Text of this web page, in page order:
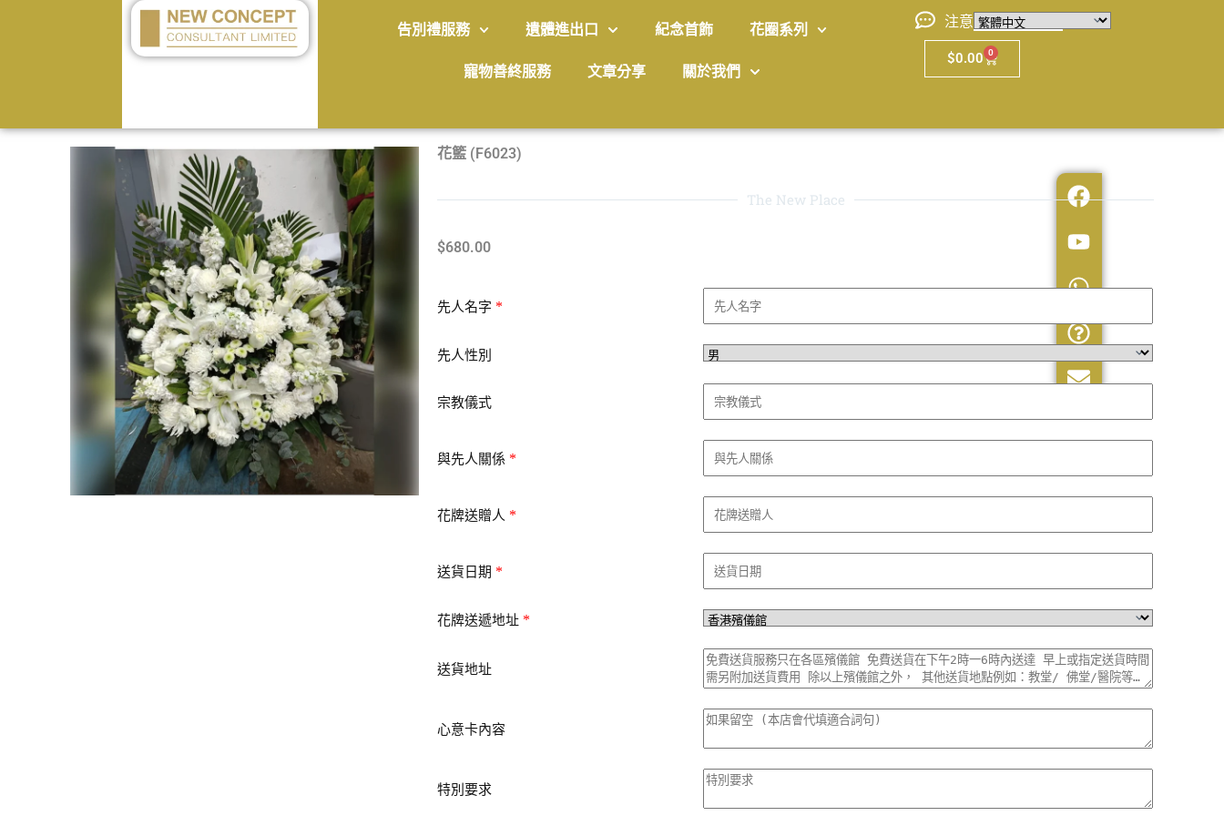
告別禮服務 遺體進出口 紀念首飾 花圈系列
寵物善終服務 文章分享 關於我們
注意
$0.00 0
花籃 (F6023)
The New Place
$680.00
先人名字 *
先人性別
宗教儀式
與先人關係 *
花牌送贈人 *
送貨日期 *
花牌送遞地址 *
送貨地址
心意卡內容
特別要求